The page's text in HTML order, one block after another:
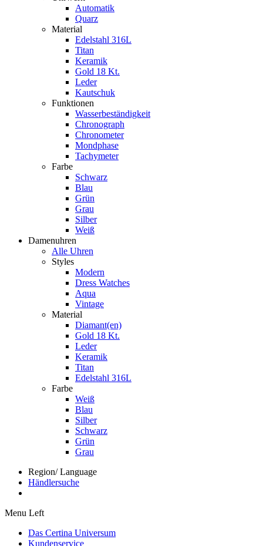
Automatik
Quarz
Material
Edelstahl 316L
Titan
Keramik
Gold 18 Kt.
Leder
Kautschuk
Funktionen
Wasserbeständigkeit
Chronograph
Chronometer
Mondphase
Tachymeter
Farbe
Schwarz
Blau
Grün
Grau
Silber
Weiß
Damenuhren
Alle Uhren
Styles
Modern
Dress Watches
Aqua
Vintage
Material
Diamant(en)
Gold 18 Kt.
Leder
Keramik
Titan
Edelstahl 316L
Farbe
Weiß
Blau
Silber
Schwarz
Grün
Grau
Region/ Language
Händlersuche
Menu Left
Das Certina Universum
Kundenservice